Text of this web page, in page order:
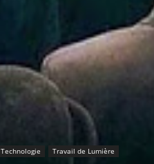
Technologie Travail de Lumière